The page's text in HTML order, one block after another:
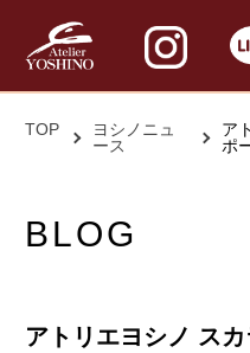
TOP
ヨシノニュ
ース
ア
ポ
BLOG
アトリエヨシノ ス